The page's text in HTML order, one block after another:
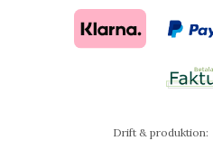
Drift & produktion: